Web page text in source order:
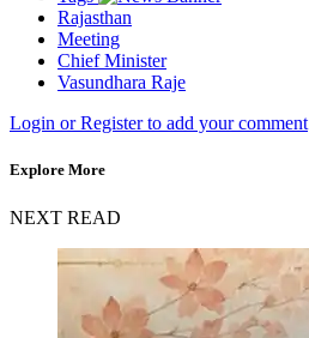
Rajasthan
Meeting
Chief Minister
Vasundhara Raje
Login or Register to add your comment
Explore More
NEXT READ